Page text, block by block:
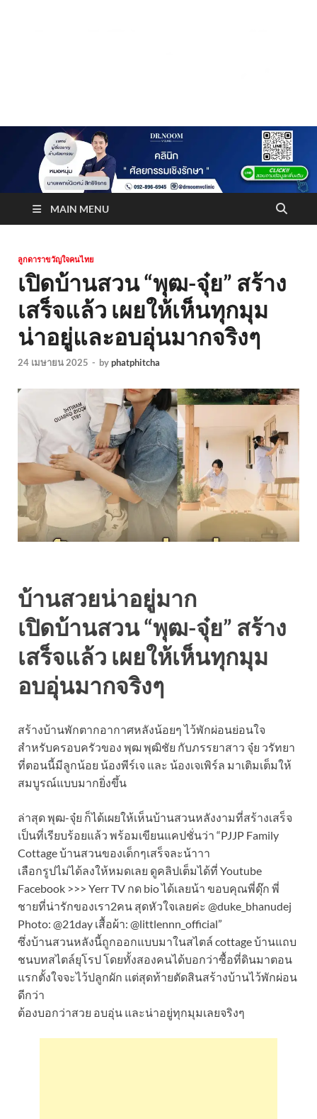
Truststoreonline
MAIN MENU
ลูกดาราขวัญใจคนไทย
เปิดบ้านสวน “พุฒ-จุ๋ย” สร้าง
เสร็จแล้ว เผยให้เห็นทุกมุม
น่าอยู่และอบอุ่นมากจริงๆ
24 เมษายน 2025 - byphatphitcha
บ้านสวยน่าอยู่มาก
เปิดบ้านสวน “พุฒ-จุ๋ย” สร้าง
เสร็จแล้ว เผยให้เห็นทุกมุม
อบอุ่นมากจริงๆ
สร้างบ้านพักตากอากาศหลังน้อยๆ ไว้พักผ่อนย่อนใจ
สำหรับครอบครัวของ พุฒ พุฒิชัย กับภรรยาสาว จุ๋ย วรัทยา
ที่ตอนนี้มีลูกน้อย น้องพีร์เจ และ น้องเจเพิร์ล มาเติมเต็มให้
สมบูรณ์แบบมากยิ่งขึ้น
ล่าสุด พุฒ-จุ๋ย ก็ได้เผยให้เห็นบ้านสวนหลังงามที่สร้างเสร็จ
เป็นที่เรียบร้อยแล้ว พร้อมเขียนแคปชั่นว่า “PJJP Family
Cottage บ้านสวนของเด็กๆเสร็จละน้าาา
เลือกรูปไม่ได้ลงให้หมดเลย ดูคลิปเต็มได้ที่ Youtube
Facebook >>> Yerr TV กด bio ได้เลยน้า ขอบคุณพี่ดุ๊ก พี่
ชายที่น่ารักของเรา2คน สุดหัวใจเลยค่ะ @duke_bhanudej
Photo: @21day เสื้อผ้า: @littlennn_official”
ซึ่งบ้านสวนหลังนี้ถูกออกแบบมาในสไตล์ cottage บ้านแถบ
ชนบทสไตล์ยุโรป โดยทั้งสองคนได้บอกว่าซื้อที่ดินมาตอน
แรกตั้งใจจะไว้ปลูกผัก แต่สุดท้ายตัดสินสร้างบ้านไว้พักผ่อน
ดีกว่า
ต้องบอกว่าสวย อบอุ่น และน่าอยู่ทุกมุมเลยจริงๆ